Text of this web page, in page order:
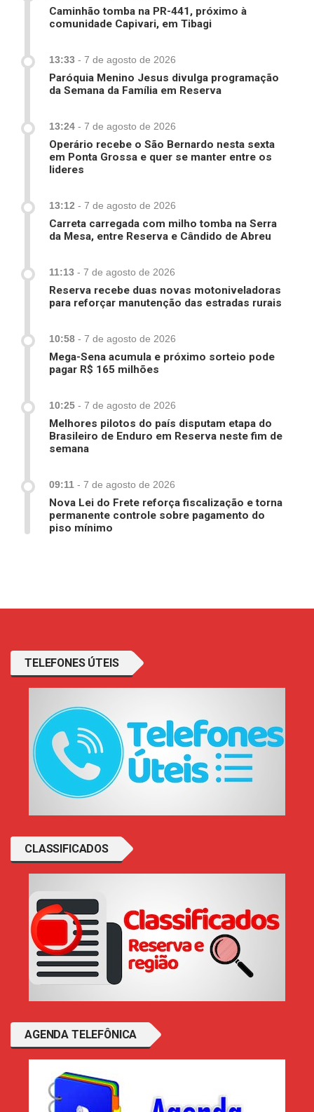
Caminhão tomba na PR-441, próximo à
comunidade Capivari, em Tibagi
13:33 - 7 de agosto de 2026
Paróquia Menino Jesus divulga programação
da Semana da Família em Reserva
13:24 - 7 de agosto de 2026
Operário recebe o São Bernardo nesta sexta
em Ponta Grossa e quer se manter entre os
lideres
13:12 - 7 de agosto de 2026
Carreta carregada com milho tomba na Serra
da Mesa, entre Reserva e Cândido de Abreu
11:13 - 7 de agosto de 2026
Reserva recebe duas novas motoniveladoras
para reforçar manutenção das estradas rurais
10:58 - 7 de agosto de 2026
Mega-Sena acumula e próximo sorteio pode
pagar R$ 165 milhões
10:25 - 7 de agosto de 2026
Melhores pilotos do país disputam etapa do
Brasileiro de Enduro em Reserva neste fim de
semana
09:11 - 7 de agosto de 2026
Nova Lei do Frete reforça fiscalização e torna
permanente controle sobre pagamento do
piso mínimo
TELEFONES ÚTEIS
CLASSIFICADOS
AGENDA TELEFÔNICA